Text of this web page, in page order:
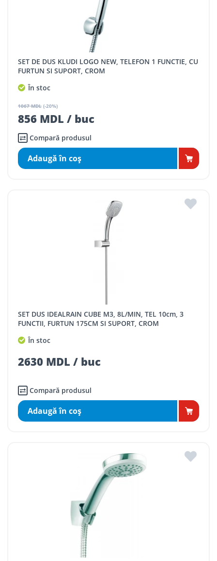
SET DE DUS KLUDI LOGO NEW, TELEFON 1 FUNCTIE, CU
FURTUN SI SUPORT, CROM
În stoc
1067 MDL (-20%)
856 MDL / buc
Compară produsul
Adaugă în coş
SET DUS IDEALRAIN CUBE M3, 8L/MIN, TEL 10cm, 3
FUNCTII, FURTUN 175CM SI SUPORT, CROM
În stoc
2630 MDL / buc
Compară produsul
Adaugă în coş